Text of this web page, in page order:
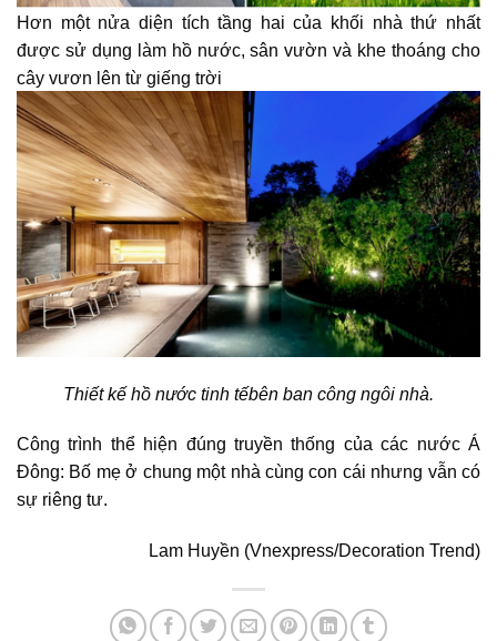
Hơn một nửa diện tích tầng hai của khối nhà thứ nhất
được sử dụng làm hồ nước, sân vườn và khe thoáng cho
cây vươn lên từ giếng trời
Thiết kế hồ nước tinh tếbên ban công ngôi nhà.
Công trình thể hiện đúng truyền thống của các nước Á
Đông: Bố mẹ ở chung một nhà cùng con cái nhưng vẫn có
sự riêng tư.
Lam Huyền (Vnexpress/Decoration Trend)